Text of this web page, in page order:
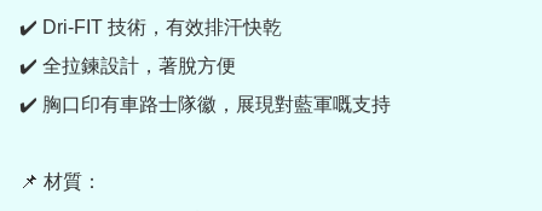
✔️ Dri-FIT 技術，有效排汗快乾
✔️ 全拉鍊設計，著脫方便
✔️ 胸口印有車路士隊徽，展現對藍軍嘅支持
📌 材質：